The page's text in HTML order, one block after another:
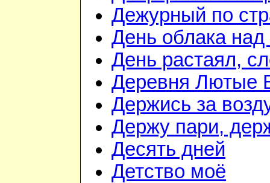
Дежурный по
День облака
День растаял,
Деревня Лютые
Держись за
Держу пари,
Десять дней
Детство моё